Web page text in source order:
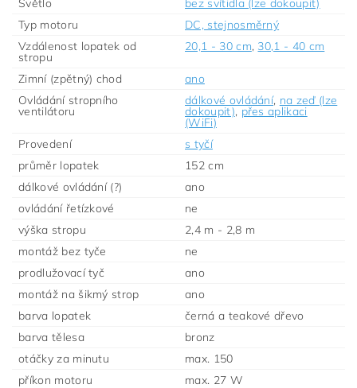
Světlo
bez svítidla (lze dokoupit)
Typ motoru
DC, stejnosměrný
Vzdálenost lopatek od
stropu
20,1 - 30 cm, 30,1 - 40 cm
Zimní (zpětný) chod
ano
Ovládání stropního
ventilátoru
dálkové ovládání, na zeď (lze
dokoupit), přes aplikaci
(WiFi)
Provedení
s tyčí
průměr lopatek
152 cm
dálkové ovládání (?)
ano
ovládání řetízkové
ne
výška stropu
2,4 m - 2,8 m
montáž bez tyče
ne
prodlužovací tyč
ano
montáž na šikmý strop
ano
barva lopatek
černá a teakové dřevo
barva tělesa
bronz
otáčky za minutu
max. 150
příkon motoru
max. 27 W